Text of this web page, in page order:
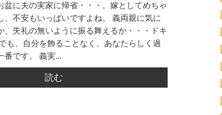
盆に夫の実家に帰省・・・。嫁としてめちゃ
、不安もいっぱいですよね。 義両親に気に
、失礼の無いように振る舞えるか・・・ドキ
も、自分を飾ることなく、あなたらしく過
番です。 義実...
読む